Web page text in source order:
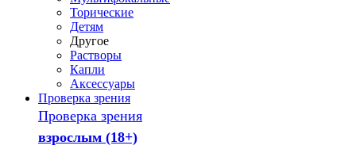
Торические
Детям
Другое
Растворы
Капли
Аксессуары
Проверка зрения
Проверка зрения
взрослым (18+)